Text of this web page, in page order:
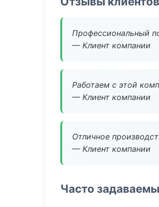
Профессиональный
— Клиент компании
Работаем с этой
— Клиент компании
Отличное
— Клиент компании
Часто